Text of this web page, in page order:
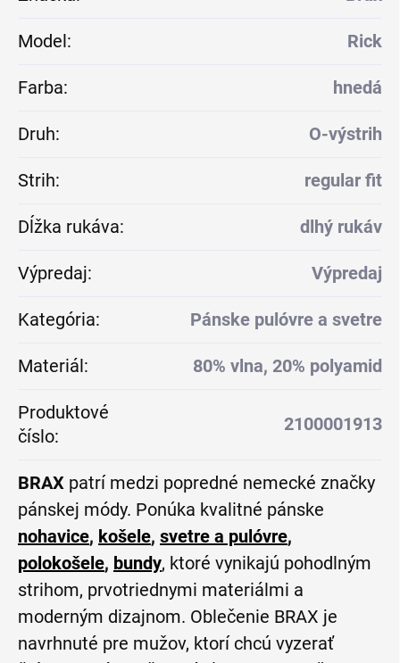
Model: Rick
Farba: hnedá
Druh: O-výstrih
Strih: regular fit
Dĺžka rukáva: dlhý rukáv
Výpredaj: Výpredaj
Kategória: Pánske pulóvre a svetre
Materiál: 80% vlna, 20% polyamid
Produktové
číslo:
2100001913
BRAX patrí medzi popredné nemecké značky
pánskej módy. Ponúka kvalitné pánske
nohavice, košele, svetre a pulóvre,
polokošele, bundy, ktoré vynikajú pohodlným
strihom, prvotriednymi materiálmi a
moderným dizajnom. Oblečenie BRAX je
navrhnuté pre mužov, ktorí chcú vyzerať